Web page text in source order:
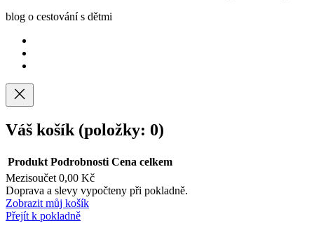
blog o cestování s dětmi
Váš košík (položky: 0)
Produkty
v
Produkt Podrobnosti Cena celkem
Mezisoučet 0,00 Kč
Doprava a slevy vypočteny při pokladně.
Zobrazit můj košík
Přejít k pokladně